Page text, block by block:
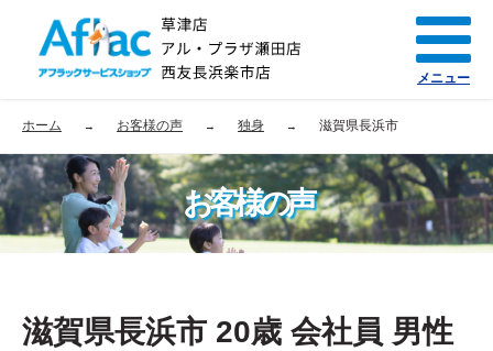
ホーム お客様の声 独身 滋賀県長浜市
お客様の声
滋賀県長浜市 20歳 会社員 男性
メニュー